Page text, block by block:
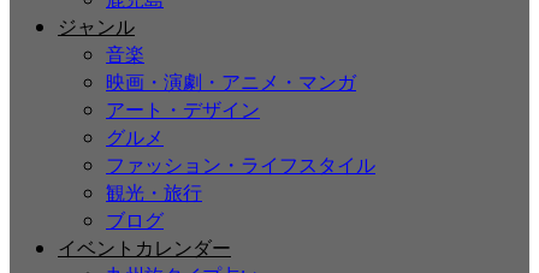
ジャンル
音楽
映画・演劇・アニメ・マンガ
アート・デザイン
グルメ
ファッション・ライフスタイル
観光・旅行
ブログ
イベントカレンダー